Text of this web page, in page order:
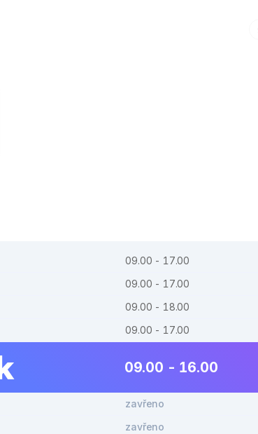
09.00 - 17.00
09.00 - 17.00
09.00 - 18.00
09.00 - 17.00
09.00 - 16.00
zavřeno
zavřeno